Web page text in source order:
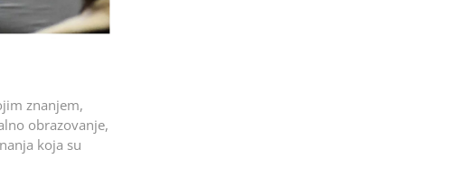
znanjem,
obrazovanje,
koja su